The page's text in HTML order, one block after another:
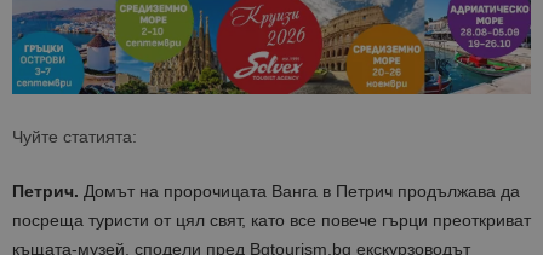
Чуйте статията:
Петрич. Домът на пророчицата Ванга в Петрич продължава да
посреща туристи от цял свят, като все повече гърци преоткриват
къщата-музей, сподели пред Bgtourism.bg екскурзоводът